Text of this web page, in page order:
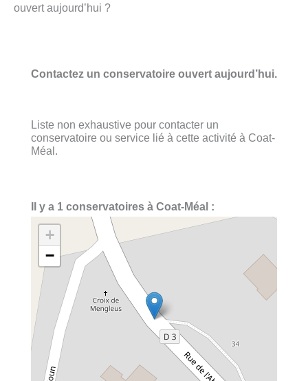
ouvert aujourd’hui ?
Contactez un conservatoire ouvert aujourd’hui.
Liste non exhaustive pour contacter un
conservatoire ou service lié à cette activité à Coat-
Méal.
Il y a 1 conservatoires à Coat-Méal :
+
−